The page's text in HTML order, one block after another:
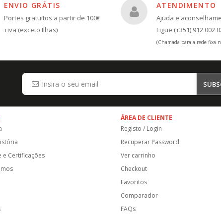
ENVIO GRÁTIS
Portes gratuitos a partir de 100€
+iva (exceto Ilhas)
ATENDIMENTO
Ajuda e
Ligue (+351) 912 002
(Chamada para a rede fixa
e Certificações
ÁREA DE CLIENTE
Registo / Login
Recuperar Password
Ver carrinho
Checkout
Favoritos
Comparador
FAQs